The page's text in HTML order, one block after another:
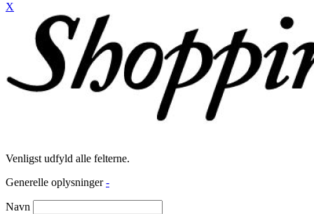
X
Venligst udfyld alle felterne.
Generelle oplysninger -
Navn